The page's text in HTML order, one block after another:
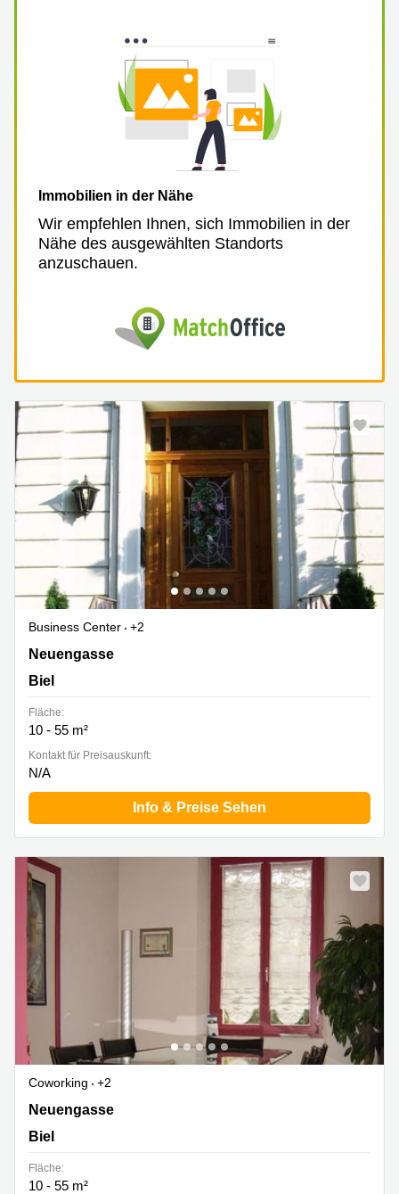
Immobilien in der Nähe
Wir empfehlen Ihnen, sich Immobilien in der
Nähe des ausgewählten Standorts
anzuschauen.
Business Center
+2
Neuengasse 9, Biel
Neuengasse
Biel
Fläche:
10 - 55 m²
Kontakt für Preisauskunft:
N/A
Info & Preise Sehen
Coworking
+2
Neuengasse 9, Biel
Neuengasse
Biel
Fläche:
10 - 55 m²